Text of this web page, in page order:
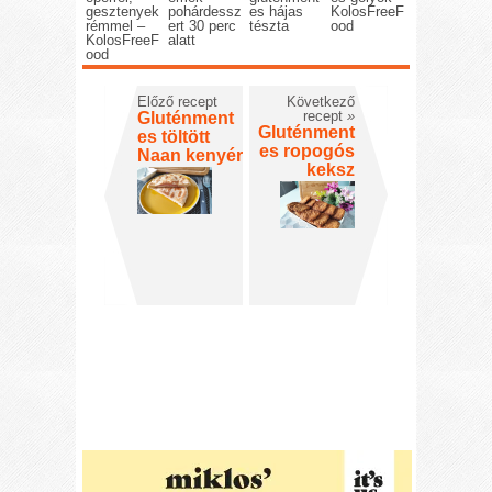
gesztenyek
rémmel –
KolosFreeF
ood
pohárdessz
ert 30 perc
alatt
es hájas
tészta
KolosFreeF
ood
Előző recept
Gluténment
es töltött
Naan kenyér
Következő
recept »
Gluténment
es ropogós
keksz